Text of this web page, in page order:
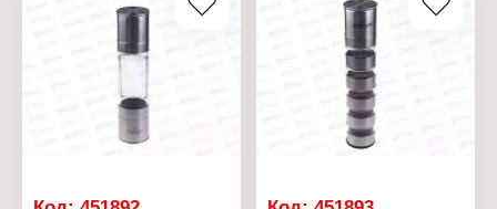
Материал: нержавеющая
сталь, пластик